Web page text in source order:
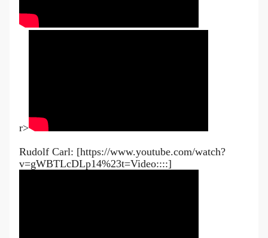
r>
Rudolf Carl: [https://www.youtube.com/watch?
v=gWBTLcDLp14%23t=Video::::]